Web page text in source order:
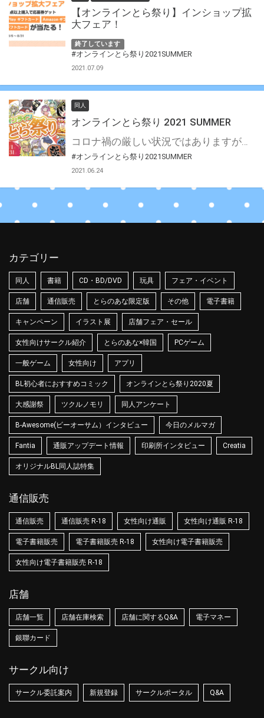
【オンラインとら祭り】インショップ拡
大フェア！
終了しています
#オンラインとら祭り2021SUMMER
2021.07.09
同人
オンラインとら祭り 2021 SUMMER
コロナ禍の厳しい状況ではありますが、 クリエイターの皆様の創作活動を支援すべく、 とらのあなでは今夏オンライン&リアルイベントの開催を実施します！ クリエイターの皆様には作品を発表するきっかけの一つとして、 ぜひご利用いただければと思います。 皆様のご参加を心よりお待ちしております。 2021年5月2日 株式会社虎の穴
#オンラインとら祭り2021SUMMER
2021.06.24
カテゴリー
同人 書籍 CD・BD/DVD 玩具 フェア・イベント
店舗 通信販売 とらのあな限定版 その他 電子書籍
キャンペーン イラスト展 店舗フェア・セール
女性向けサークル紹介 とらのあな×韓国 PCゲーム
一般ゲーム 女性向け アプリ
BL初心者におすすめコミック オンラインとら祭り2020夏
大感謝祭 ツクルノモリ 同人アンケート
B-Awesome(ビーオーサム）インタビュー 今日のメルマガ
Fantia 通販アップデート情報 印刷所インタビュー Creatia
オリジナルBL同人誌特集
通信販売
通信販売 通信販売 R-18 女性向け通販 女性向け通販 R-18
電子書籍販売 電子書籍販売 R-18 女性向け電子書籍販売
女性向け電子書籍販売 R-18
店舗
店舗一覧 店舗在庫検索 店舗に関するQ&A 電子マネー
銀聯カード
サークル向け
サークル委託案内 新規登録 サークルポータル Q&A